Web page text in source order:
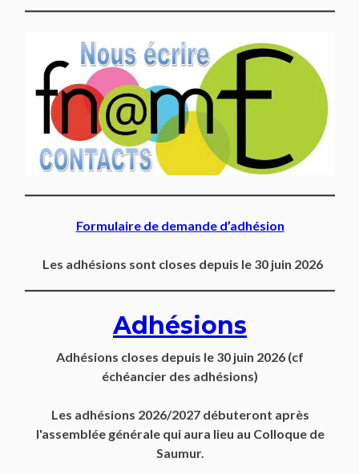
Formulaire de demande d’adhésion
Les adhésions sont closes depuis le 30 juin 2026
Adhésions
Adhésions closes depuis le 30 juin 2026 (cf
échéancier des adhésions)
Les adhésions 2026/2027 débuteront après
l'assemblée générale qui aura lieu au Colloque de
Saumur.